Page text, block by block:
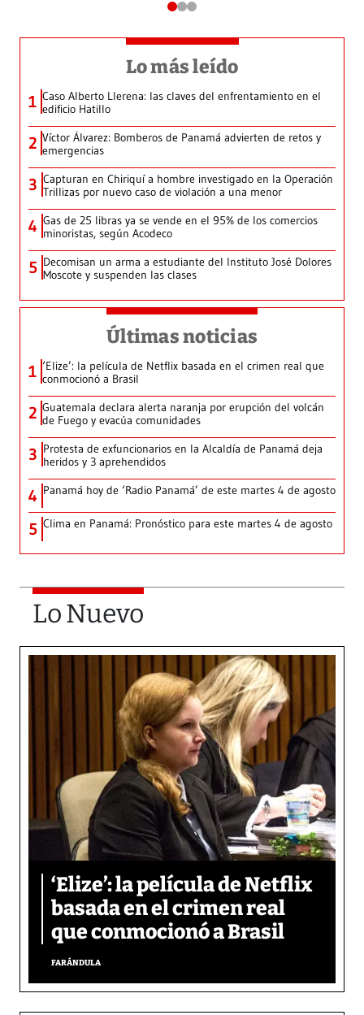
Lo más leído
1 Caso Alberto Llerena: las claves del enfrentamiento en el
edificio Hatillo
2 Víctor Álvarez: Bomberos de Panamá advierten de retos y
emergencias
3 Capturan en Chiriquí a hombre investigado en la Operación
Trillizas por nuevo caso de violación a una menor
4 Gas de 25 libras ya se vende en el 95% de los comercios
minoristas, según Acodeco
5 Decomisan un arma a estudiante del Instituto José Dolores
Moscote y suspenden las clases
Últimas noticias
1 ‘Elize’: la película de Netflix basada en el crimen real que
conmocionó a Brasil
2 Guatemala declara alerta naranja por erupción del volcán
de Fuego y evacúa comunidades
3 Protesta de exfuncionarios en la Alcaldía de Panamá deja
heridos y 3 aprehendidos
4 Panamá hoy de ‘Radio Panamá’ de este martes 4 de agosto
5 Clima en Panamá: Pronóstico para este martes 4 de agosto
Lo Nuevo
‘Elize’: la película de Netflix
basada en el crimen real
que conmocionó a Brasil
FARÁNDULA